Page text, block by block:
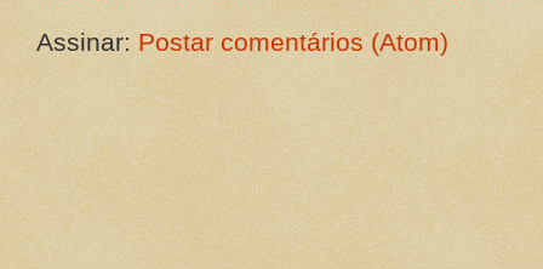
Assinar: Postar comentários (Atom)